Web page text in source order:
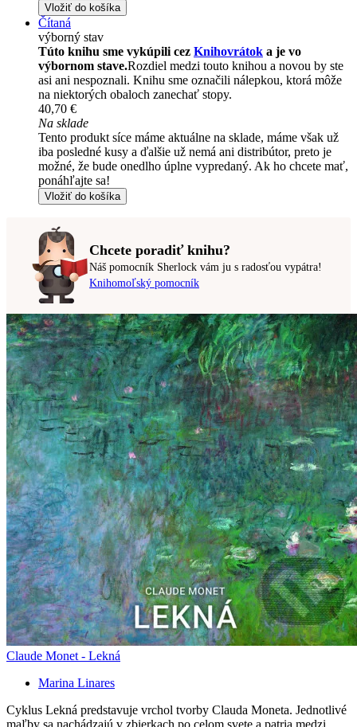
Vložiť do košíka
Čítaná
výborný stav
Túto knihu sme vykúpili cez Knihovrátok a je vo
výbornom stave.Rozdiel medzi touto knihou a novou by ste
asi ani nespoznali. Knihu sme označili nálepkou, ktorá môže
na niektorých obaloch zanechať stopy.
40,70 €
Na sklade
Tento produkt síce máme aktuálne na sklade, máme však už
iba posledné kusy a ďalšie už nemá ani distribútor, preto je
možné, že bude onedlho úplne vypredaný. Ak ho chcete mať,
ponáhľajte sa!
Vložiť do košíka
Chcete poradiť knihu?
Náš pomocník Sherlock vám ju s radosťou vypátra!
Knihomoľský pomocník
Claude Monet - Lekná
Marina Linares
Cyklus Lekná predstavuje vrchol tvorby Clauda Moneta. Jednotlivé